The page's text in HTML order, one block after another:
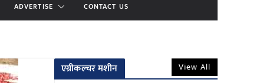
ADVERTISE CONTACT US
एग्रीकल्चर मशीन View All